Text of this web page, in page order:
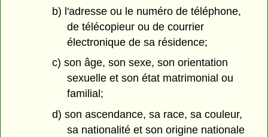
b) l'adresse ou le numéro de téléphone,
de télécopieur ou de courrier
électronique de sa résidence;
c) son âge, son sexe, son orientation
sexuelle et son état matrimonial ou
familial;
d) son ascendance, sa race, sa couleur,
sa nationalité et son origine nationale